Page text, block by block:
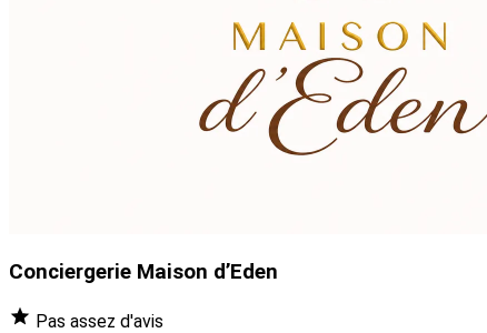
Conciergerie Maison d’Eden
Pas assez d'avis